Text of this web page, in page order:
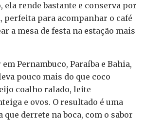
rende bastante e conserva por
perfeita para acompanhar o café
a mesa de festa na estação mais
Pernambuco, Paraíba e Bahia,
pouco mais do que coco
coalho ralado, leite
e ovos. O resultado é uma
que derrete na boca, com o sabor